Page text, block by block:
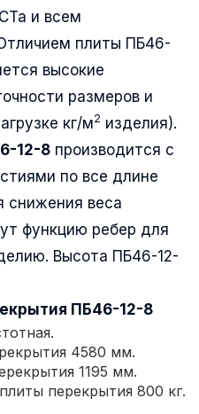
и всем
плиты ПБ46-
высокие
размеров и
кг/м2 изделия).
12-8 производится с
по все длине
снижения веса
функцию ребер для
Высота ПБ46-12-
ПБ46-12-8
4580 мм.
1195 мм.
перекрытия 800 кг.